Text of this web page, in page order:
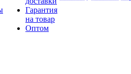
Гарантия
на товар
Оптом